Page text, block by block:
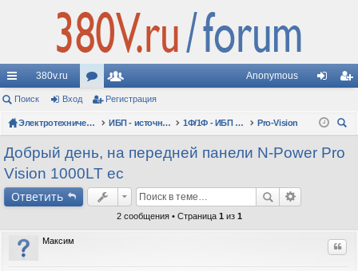
с
ы
лк
и
380v.ru
ор
ум
ы
ол
ьз
ов
ат
Anonymous
д ис
тр
Поиск Вход Регистрация
Электротехнические форумы ИБП - источники бесперебойного питания 1Ф/1Ф - ИБП N-POWER - однофазные 1-10 кВА - вопросы по моделям
Pro-Vision
ск
Добрый день, на передней панели N-Power Pro
Vision 1000LT ес
Ответить
2 сообщения • Страница 1 из 1
Максим